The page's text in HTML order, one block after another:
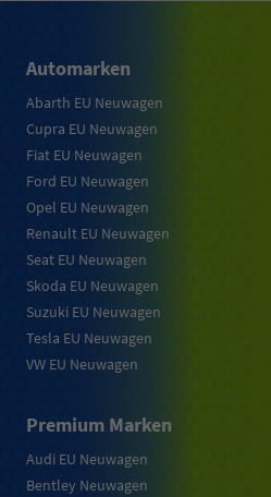
Automarken
Abarth EU Neuwagen
Cupra EU Neuwagen
Fiat EU Neuwagen
Ford EU Neuwagen
Opel EU Neuwagen
Renault EU Neuwagen
Seat EU Neuwagen
Skoda EU Neuwagen
Suzuki EU Neuwagen
Tesla EU Neuwagen
VW EU Neuwagen
Premium Marken
Audi EU Neuwagen
Bentley Neuwagen